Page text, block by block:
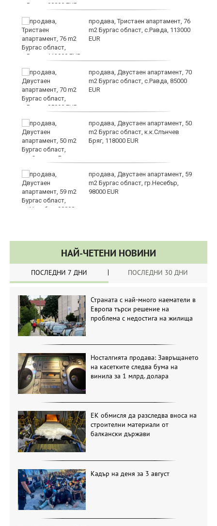
продава, Тристаен апартамент, 76
m2 Бургас област, с.Равда, 113000
EUR
продава, Двустаен апартамент, 70
m2 Бургас област, с.Равда, 85000
EUR
продава, Двустаен апартамент, 50
m2 Бургас област, к.к.Слънчев
Бряг, 118000 EUR
продава, Двустаен апартамент, 59
m2 Бургас област, гр.Несебър,
98000 EUR
НАЙ-ЧЕТЕНИ НОВИНИ
ПОСЛЕДНИ 7 ДНИ ПОСЛЕДНИ 30 ДНИ
Страната с най-много наематели в
Европа търси решение на
проблема с недостига на жилища
Носталгията продава: Завръщането
на касетките следва бума на
винила за 1 млрд. долара
ЕК обмисля да разследва вноса на
строителни материали от
балкански държави
Кадър на деня за 3 август